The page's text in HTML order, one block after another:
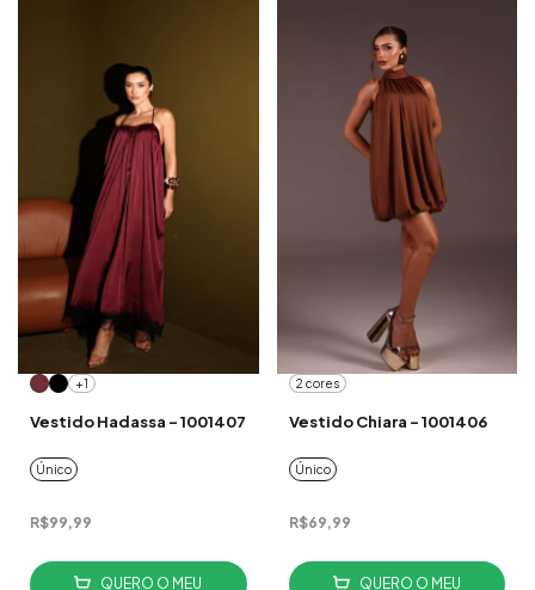
+1
Vestido Hadassa - 1001407
Único
R$99,99
QUERO O MEU
2 cores
Vestido Chiara - 1001406
Único
R$69,99
QUERO O MEU